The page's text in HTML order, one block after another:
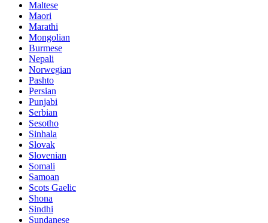
Maltese
Maori
Marathi
Mongolian
Burmese
Nepali
Norwegian
Pashto
Persian
Punjabi
Serbian
Sesotho
Sinhala
Slovak
Slovenian
Somali
Samoan
Scots Gaelic
Shona
Sindhi
Sundanese